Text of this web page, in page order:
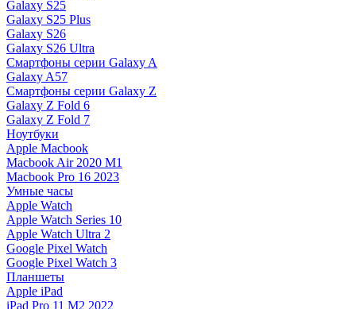
Galaxy S25
Galaxy S25 Plus
Galaxy S26
Galaxy S26 Ultra
Смартфоны серии Galaxy A
Galaxy A57
Смартфоны серии Galaxy Z
Galaxy Z Fold 6
Galaxy Z Fold 7
Ноутбуки
Apple Macbook
Macbook Air 2020 M1
Macbook Pro 16 2023
Умные часы
Apple Watch
Apple Watch Series 10
Apple Watch Ultra 2
Google Pixel Watch
Google Pixel Watch 3
Планшеты
Apple iPad
iPad Pro 11 M2 2022